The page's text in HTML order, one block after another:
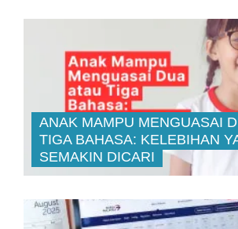
ANAK MAMPU MENGUASAI
TIGA BAHASA: KELEBIHAN
SEMAKIN DICARI